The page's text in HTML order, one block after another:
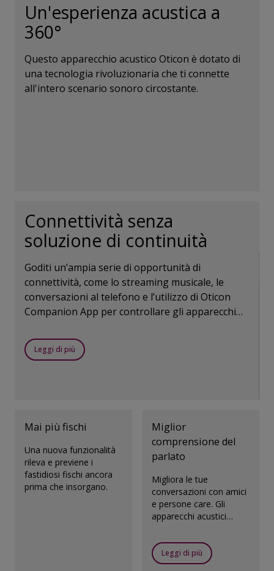
Un'esperienza acustica a
360°
Questo apparecchio acustico Oticon è dotato di
una tecnologia rivoluzionaria che ti connette
all'intero scenario sonoro circostante.
Connettività senza
soluzione di continuità
Goditi un’ampia serie di opportunità di
connettività, come lo streaming musicale, le
conversazioni al telefono e l’utilizzo di Oticon
Companion App per controllare gli apparecchi
tecnologia wireless Bluetooth.
Leggi di più
Mai più fischi
Una nuova funzionalità
rileva e previene i
fastidiosi fischi ancora
prima che insorgano.
Miglior
comprensione del
parlato
Migliora le tue
conversazioni con amici
e persone care. Gli
apparecchi acustici
la comprensione del
parlato per stare al
passo di chi ha un udito
Leggi di più